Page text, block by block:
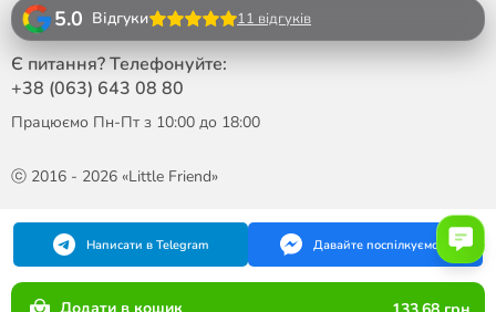
ⓒ 2016 - 2026 «Little Friend»
5.0 Відгуки 11 відгуків
Є питання? Телефонуйте:
+38 (063) 643 08 80
Працюємо Пн-Пт з 10:00 до 18:00
Написати в Telegram Давайте поспілкуємося